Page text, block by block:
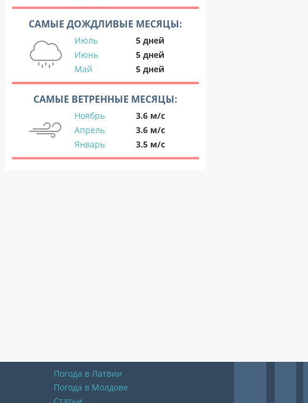
САМЫЕ ДОЖДЛИВЫЕ МЕСЯЦЫ:
Июль
5 дней
Июнь
5 дней
Май
5 дней
САМЫЕ ВЕТРЕННЫЕ МЕСЯЦЫ:
Ноябрь
3.6 м/с
Апрель
3.6 м/с
Январь
3.5 м/с
Погода в Латвии
Погода в Молдове